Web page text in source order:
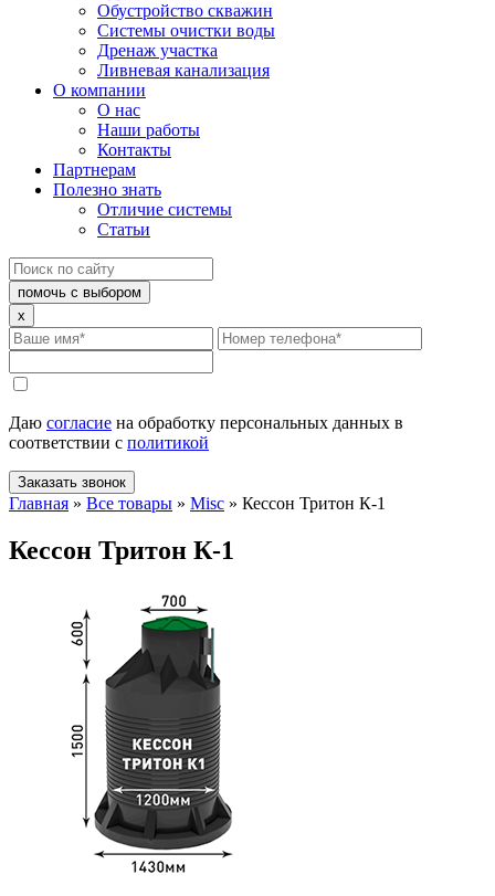
Обустройство скважин
Системы очистки воды
Дренаж участка
Ливневая канализация
О компании
О нас
Наши работы
Контакты
Партнерам
Полезно знать
Отличие системы
Статьи
помочь с выбором
x
Даю согласие на обработку персональных данных в
соответствии с политикой
Заказать звонок
Главная » Все товары » Misc » Кессон Тритон К-1
Кессон Тритон К-1